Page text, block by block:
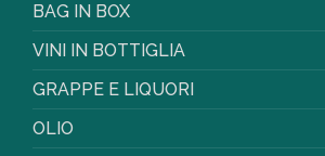
BAG IN BOX
VINI IN BOTTIGLIA
GRAPPE E LIQUORI
OLIO